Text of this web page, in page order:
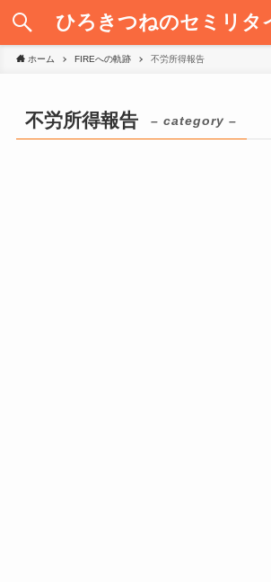
ひろきつねのセミリタ
ホーム FIREへの軌跡 不労所得報告
不労所得報告 – category –